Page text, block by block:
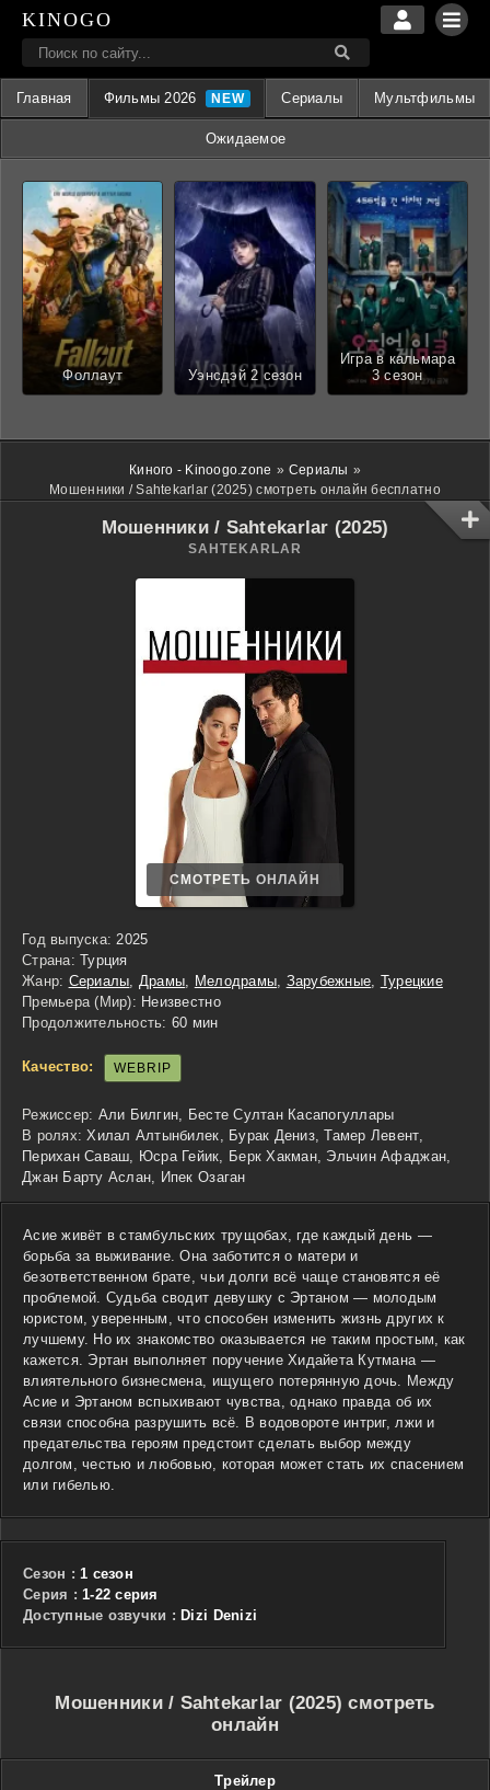
KINOGO
Главная Фильмы 2026 Сериалы Мультфильмы
Ожидаемое
Фоллаут Уэнсдэй 2 сезон
Игра в кальмара
3 сезон
Киного - Kinoogo.zone » Сериалы »
Мошенники / Sahtekarlar (2025) смотреть онлайн бесплатно
Мошенники / Sahtekarlar (2025)
SAHTEKARLAR
СМОТРЕТЬ ОНЛАЙН
Год выпуска: 2025
Страна: Турция
Жанр: Сериалы Драмы Мелодрамы Зарубежные Турецкие
Премьера (Мир): Неизвестно
Продолжительность: 60 мин
Качество: WEBRIP
Режиссер: Али Билгин, Бесте Султан Касапогуллары
В ролях: Хилал Алтынбилек, Бурак Дениз, Тамер Левент,
Перихан Саваш, Юсра Гейик, Берк Хакман, Эльчин Афаджан,
Джан Барту Аслан, Ипек Озаган
Асие живёт в стамбульских трущобах, где каждый день —
борьба за выживание. Она заботится о матери и
безответственном брате, чьи долги всё чаще становятся её
проблемой. Судьба сводит девушку с Эртаном — молодым
юристом, уверенным, что способен изменить жизнь других к
лучшему. Но их знакомство оказывается не таким простым, как
кажется. Эртан выполняет поручение Хидайета Кутмана —
влиятельного бизнесмена, ищущего потерянную дочь. Между
Асие и Эртаном вспыхивают чувства, однако правда об их
связи способна разрушить всё. В водовороте интриг, лжи и
предательства героям предстоит сделать выбор между
долгом, честью и любовью, которая может стать их спасением
или гибелью.
Сезон : 1 сезон
Cерия : 1-22 серия
Доступные озвучки : Dizi Denizi
Мошенники / Sahtekarlar (2025) смотреть
онлайн
Трейлер